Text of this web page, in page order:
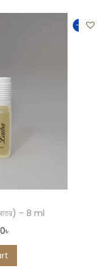
-33%
– 8 ml
৳